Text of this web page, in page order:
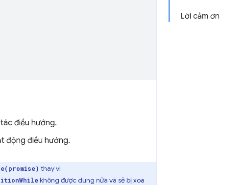
Lời cảm ơn
điều hướng.
động điều hướng.
thay vì
không được dùng nữa và sẽ bị xoá